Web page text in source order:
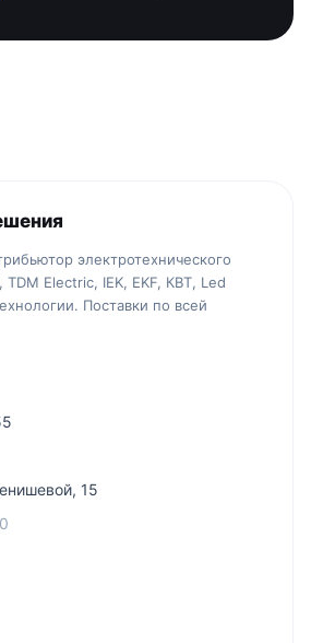
электротехнического
TDM Electric, IEK, EKF, КВТ, Led
Поставки по всей
15